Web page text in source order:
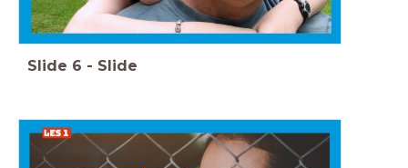
Slide 6 - Slide